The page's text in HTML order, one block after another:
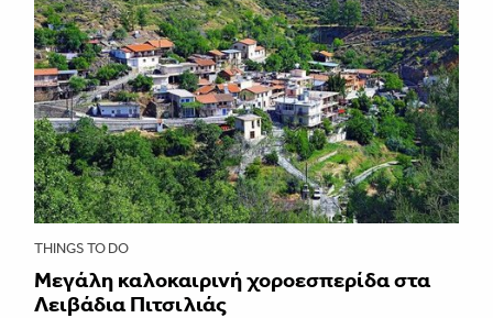
THINGS TO DO
Μεγάλη καλοκαιρινή χοροεσπερίδα στα
Λειβάδια Πιτσιλιάς